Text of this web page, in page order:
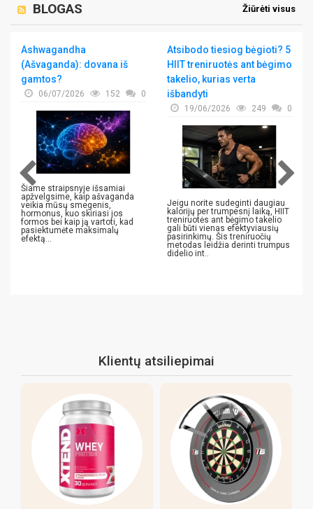
Žiūrėti visus
BLOGAS
Ashwagandha
(Ašvaganda): dovana iš
gamtos?
06/07/2026 152 0
Šiame straipsnyje išsamiai
apžvelgsime, kaip ašvaganda
veikia mūsų smegenis,
hormonus, kuo skiriasi jos
formos bei kaip ją vartoti, kad
pasiektumėte maksimalų
efektą...
Atsibodo tiesiog bėgioti? 5
HIIT treniruotės ant bėgimo
takelio, kurias verta
išbandyti
19/06/2026 249 0
Jeigu norite sudeginti daugiau
kalorijų per trumpesnį laiką, HIIT
treniruotės ant bėgimo takelio
gali būti vienas efektyviausių
pasirinkimų. Šis treniruočių
metodas leidžia derinti trumpus
didelio int..
Klientų atsiliepimai